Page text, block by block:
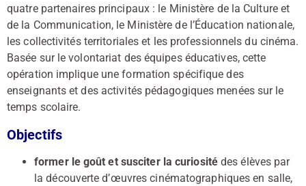
quatre partenaires principaux : le Ministère de la Culture et
de la Communication, le Ministère de l’Éducation nationale,
les collectivités territoriales et les professionnels du cinéma.
Basée sur le volontariat des équipes éducatives, cette
opération implique une formation spécifique des
enseignants et des activités pédagogiques menées sur le
temps scolaire.
Objectifs
former le goût et susciter la curiositédes élèves par
la découverte d’œuvres cinématographiques en salle,